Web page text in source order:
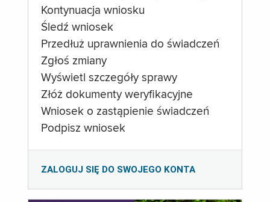
Kontynuacja wniosku
Śledź wniosek
Przedłuż uprawnienia do świadczeń
Zgłoś zmiany
Wyświetl szczegóły sprawy
Złóż dokumenty weryfikacyjne
Wniosek o zastąpienie świadczeń
Podpisz wniosek
ZALOGUJ SIĘ DO SWOJEGO KONTA